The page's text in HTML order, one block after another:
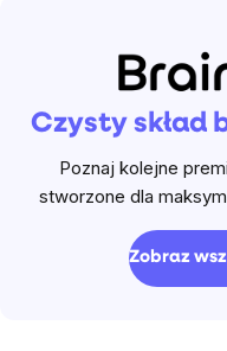
Czysty skład
Poznaj kolejne
stworzone dla
Zobraz